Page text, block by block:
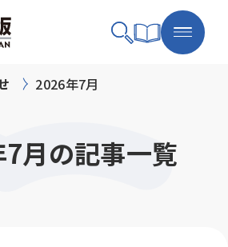
2026年7月
月の記事一覧